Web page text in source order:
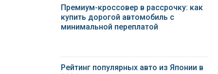
Премиум-кроссовер в рассрочку: как
купить дорогой автомобиль с
минимальной переплатой
Рейтинг популярных авто из Японии в